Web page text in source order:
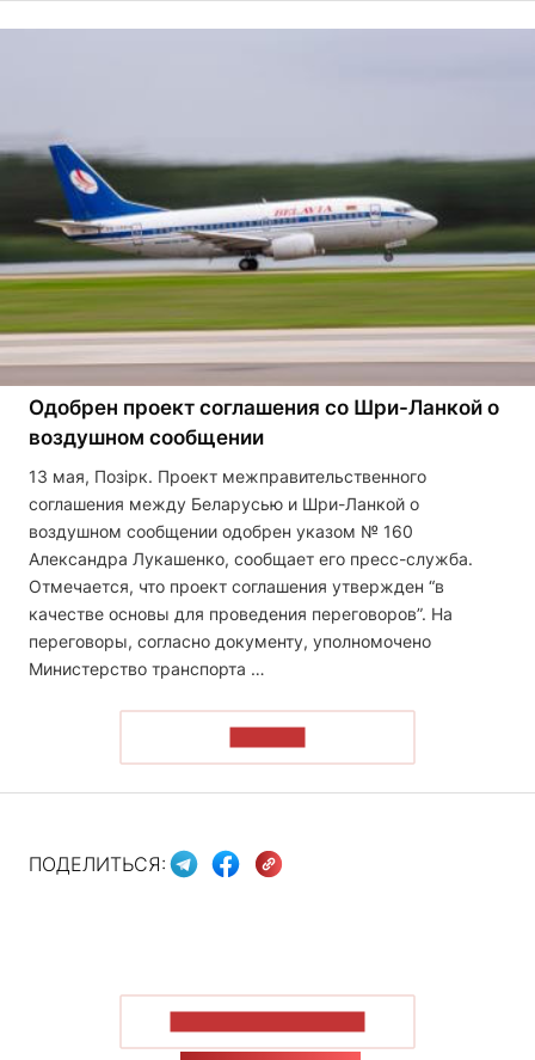
Одобрен проект соглашения со Шри-Ланкой о
воздушном сообщении
13 мая, Позірк. Проект межправительственного
соглашения между Беларусью и Шри-Ланкой о
воздушном сообщении одобрен указом № 160
Александра Лукашенко, сообщает его пресс-служба.
Отмечается, что проект соглашения утвержден “в
качестве основы для проведения переговоров”. На
переговоры, согласно документу, уполномочено
Министерство транспорта …
ПОДЕЛИТЬСЯ: